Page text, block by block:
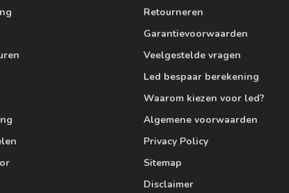
Retourneren
Garantievoorwaarden
Veelgestelde vragen
Led bespaar berekening
Waarom kiezen voor led?
Algemene voorwaarden
Privacy Policy
Sitemap
Disclaimer